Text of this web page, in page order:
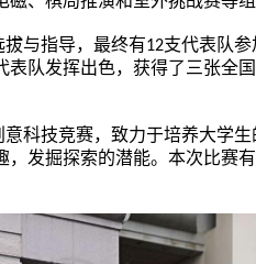
与指导，最终有12支代表队参
队发挥出色，获得了三张全
科技竞赛，致力于培养大学
发掘探索的潜能。本次比赛